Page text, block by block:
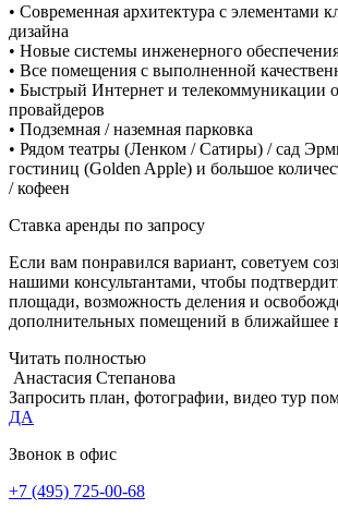
• Современная архитектура с элементами
дизайна
• Новые системы инженерного
• Все помещения с выполненной
• Быстрый Интернет и телекоммуникации
провайдеров
• Подземная / наземная парковка
• Рядом театры (Ленком / Сатиры) / сад
гостиниц (Golden Apple) и большое
/ кофеен
Ставка аренды по запросу
Если вам понравился вариант, советуем
нашими консультантами, чтобы
площади, возможность деления и
дополнительных помещений в ближайшее
Читать полностью
Анастасия Степанова
Запросить план, фотографии, видео тур
ДА
Звонок в офис
+7 (495) 725-00-68